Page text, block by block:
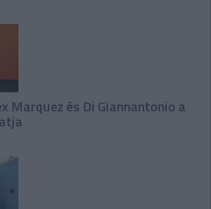
Marquez és Di Giannantonio a